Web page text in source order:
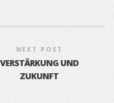
NEXT POST
VERSTÄRKUNG UND
ZUKUNFT